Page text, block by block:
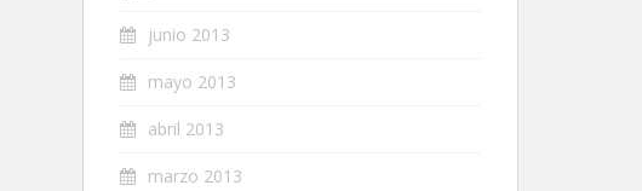
junio 2013
mayo 2013
abril 2013
marzo 2013